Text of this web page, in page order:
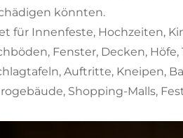
könnten.
für Innenfeste, Hochzeiten,
Fenster, Decken, Höfe,
Auftritte, Kneipen,
Shopping-Malls,